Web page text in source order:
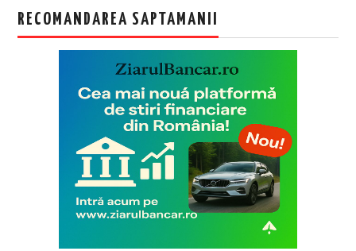
RECOMANDAREA SAPTAMANII